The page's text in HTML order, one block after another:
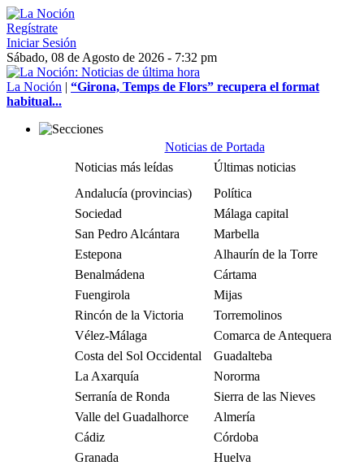
Regístrate
Iniciar Sesión
Sábado, 08 de Agosto de 2026 - 7:32 pm
La Noción | “Girona, Temps de Flors” recupera el format
habitual...
Noticias de Portada
Noticias más leídas
Últimas noticias
Andalucía (provincias)
Política
Sociedad
Málaga capital
San Pedro Alcántara
Marbella
Estepona
Alhaurín de la Torre
Benalmádena
Cártama
Fuengirola
Mijas
Rincón de la Victoria
Torremolinos
Vélez-Málaga
Comarca de Antequera
Costa del Sol Occidental
Guadalteba
La Axarquía
Nororma
Serranía de Ronda
Sierra de las Nieves
Valle del Guadalhorce
Almería
Cádiz
Córdoba
Granada
Huelva